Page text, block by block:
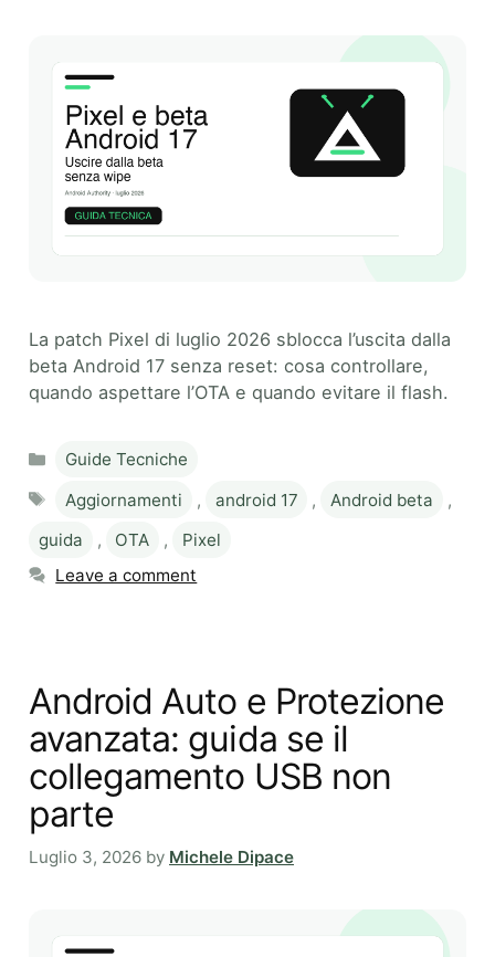
La patch Pixel di luglio 2026 sblocca l’uscita dalla
beta Android 17 senza reset: cosa controllare,
quando aspettare l’OTA e quando evitare il flash.
Categories
Guide Tecniche
Tags
Aggiornamenti , android 17 , Android beta
,
guida
, OTA ,
Pixel
Leave a comment
Android Auto e Protezione
avanzata: guida se il
collegamento USB non
parte
Luglio 3, 2026 by Michele Dipace